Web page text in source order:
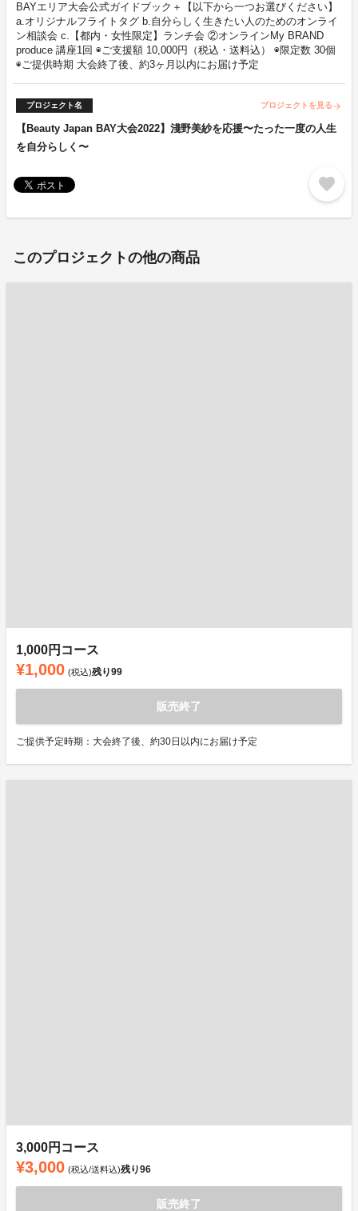
BAYエリア大会公式ガイドブック＋【以下から一つお選びください】
a.オリジナルフライトタグ b.自分らしく生きたい人のためのオンライ
ン相談会 c.【都内・女性限定】ランチ会 ②オンラインMy BRAND
produce 講座1回 ◉ご支援額 10,000円（税込・送料込） ◉限定数 30個
◉ご提供時期 大会終了後、約3ヶ月以内にお届け予定
プロジェクト名 プロジェクトを見る arrow_forward
【Beauty Japan BAY大会2022】淺野美紗を応援〜たった一度の人生
を自分らしく〜
favorite
このプロジェクトの他の商品
1,000円コース
¥1,000 (税込)残り99
販売終了
ご提供予定時期：大会終了後、約30日以内にお届け予定
3,000円コース
¥3,000 (税込/送料込)残り96
販売終了